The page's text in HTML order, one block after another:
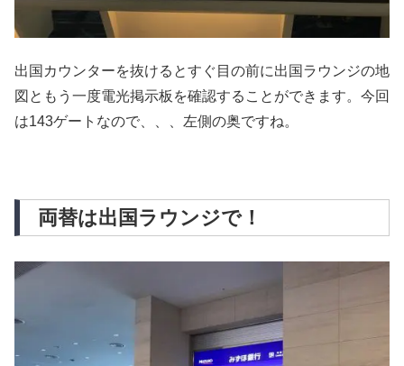
出国カウンターを抜けるとすぐ目の前に出国ラウンジの地
図ともう一度電光掲示板を確認することができます。今回
は143ゲートなので、、、左側の奥ですね。
両替は出国ラウンジで！